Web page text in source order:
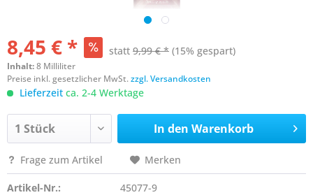
8,45 € * statt 9,99 € * (15% gespart)
Inhalt:8 Milliliter
Preise inkl. gesetzlicher MwSt.zzgl. Versandkosten
Lieferzeit ca. 2-4 Werktage
In den Warenkorb
Frage zum Artikel Merken
Artikel-Nr.:
45077-9